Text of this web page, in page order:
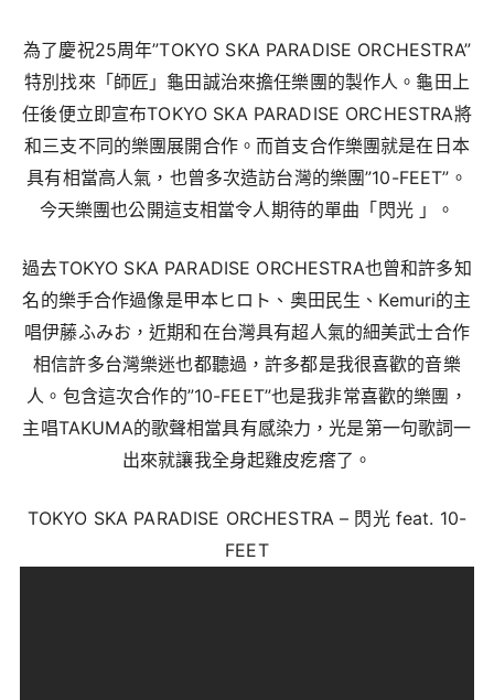
為了慶祝25周年”TOKYO SKA PARADISE ORCHESTRA”
特別找來「師匠」龜田誠治來擔任樂團的製作人。龜田上
任後便立即宣布TOKYO SKA PARADISE ORCHESTRA將
和三支不同的樂團展開合作。而首支合作樂團就是在日本
具有相當高人氣，也曾多次造訪台灣的樂團”10-FEET”。
今天樂團也公開這支相當令人期待的單曲「閃光 」。
過去TOKYO SKA PARADISE ORCHESTRA也曾和許多知
名的樂手合作過像是甲本ヒロト、奥田民生、Kemuri的主
唱伊藤ふみお，近期和在台灣具有超人氣的細美武士合作
相信許多台灣樂迷也都聽過，許多都是我很喜歡的音樂
人。包含這次合作的”10-FEET”也是我非常喜歡的樂團，
主唱TAKUMA的歌聲相當具有感染力，光是第一句歌詞一
出來就讓我全身起雞皮疙瘩了。
TOKYO SKA PARADISE ORCHESTRA – 閃光 feat. 10-
FEET